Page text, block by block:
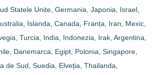
Statele Unite, Germania, Japonia, Israel,
Islanda, Canada, Franța, Iran, Mexic,
Turcia, India, Indonezia, Irak, Argentina,
Danemarca, Egipt, Polonia, Singapore,
de Sud, Suedia, Elveția, Thailanda,